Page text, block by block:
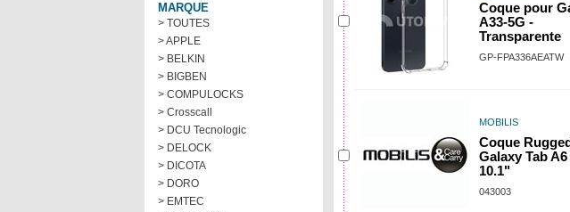
MARQUE
> TOUTES
> APPLE
> BELKIN
> BIGBEN
> COMPULOCKS
> Crosscall
> DCU Tecnologic
> DELOCK
> DICOTA
> DORO
> EMTEC
Coque pour
A33-5G -
Transparente
GP-FPA336AEATW
MOBILIS
Coque
Galaxy Tab A6
10.1"
043003